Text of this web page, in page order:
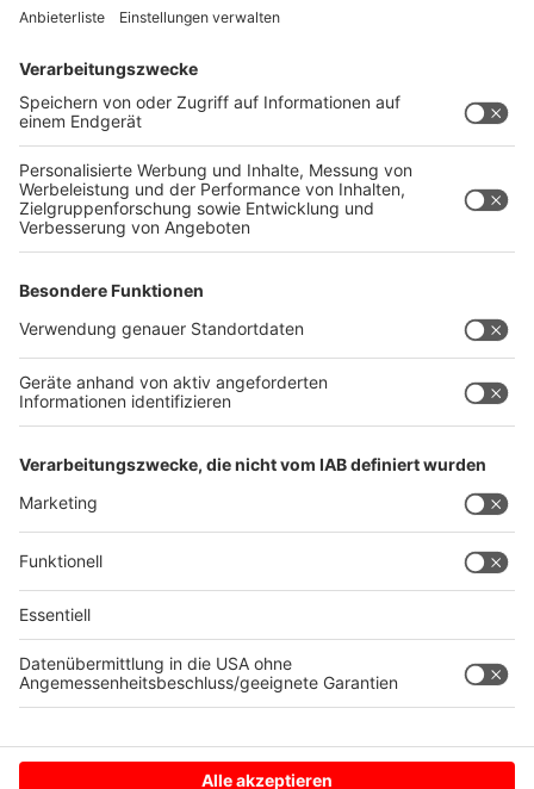
Anzeige
Facebook
Radio Kiepenkerl bei Facebook.
Instagram
Radio Kiepenkerl bei Instagram.
WhatsApp
Radio Kiepenkerl bei WhatsApp.
Anzeige
--------------------------------------------
DER BESTE MUSIK-MIX -------------
---------------------------------